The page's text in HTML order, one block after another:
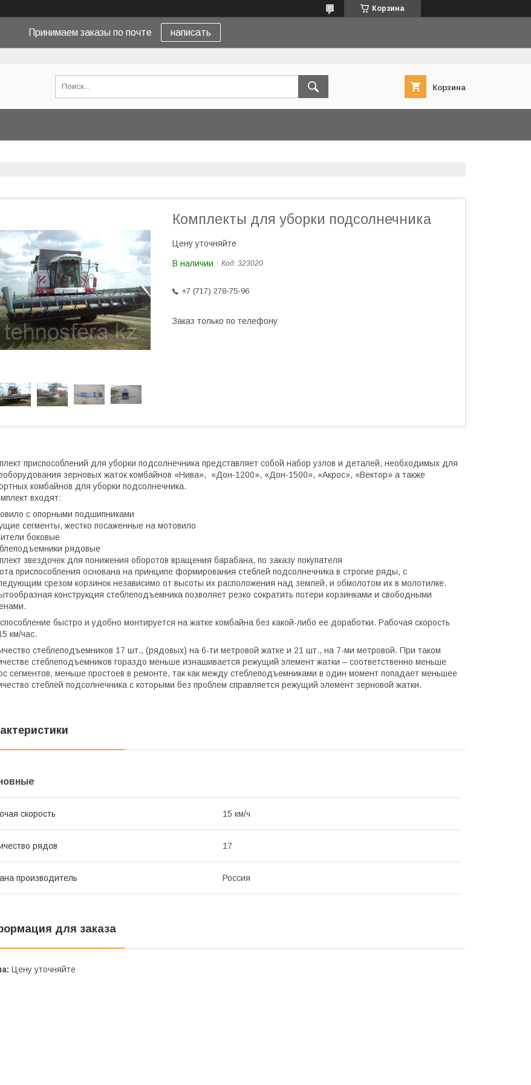
Корзина
Принимаем заказы по почте написать
Корзина
Комплекты для уборки подсолнечника
Цену уточняйте
В наличии Код: 323020
+7 (717) 278-75-96
Заказ только по телефону
приспособлений для уборки подсолнечника представляет собой набор узлов и деталей, необходимых для
зерновых жаток комбайнов «Нива», «Дон-1200», «Дон-1500», «Акрос», «Вектор» а также
комбайнов для уборки подсолнечника.
входят:
с опорными подшипниками
сегменты, жестко посаженные на мотовило
боковые
рядовые
звездочек для понижения оборотов вращения барабана, по заказу покупателя
приспособления основана на принципе формирования стеблей подсолнечника в строгие ряды, с
срезом корзинок независимо от высоты их расположения над землей, и обмолотом их в молотилке.
конструкция стеблеподъемника позволяет резко сократить потери корзинками и свободными
быстро и удобно монтируется на жатке комбайна без какой-либо ее доработки. Рабочая скорость
км/час.
стеблеподъемников 17 шт., (рядовых) на 6-ти метровой жатке и 21 шт., на 7-ми метровой. При таком
стеблеподъемников гораздо меньше изнашивается режущий элемент жатки – соответственно меньше
сегментов, меньше простоев в ремонте, так как между стеблеподъемниками в один момент попадает меньшее
стеблей подсолнечника с которыми без проблем справляется режущий элемент зерновой жатки.
скорость 15 км/ч
рядов 17
производитель Россия
для заказа
Цену уточняйте